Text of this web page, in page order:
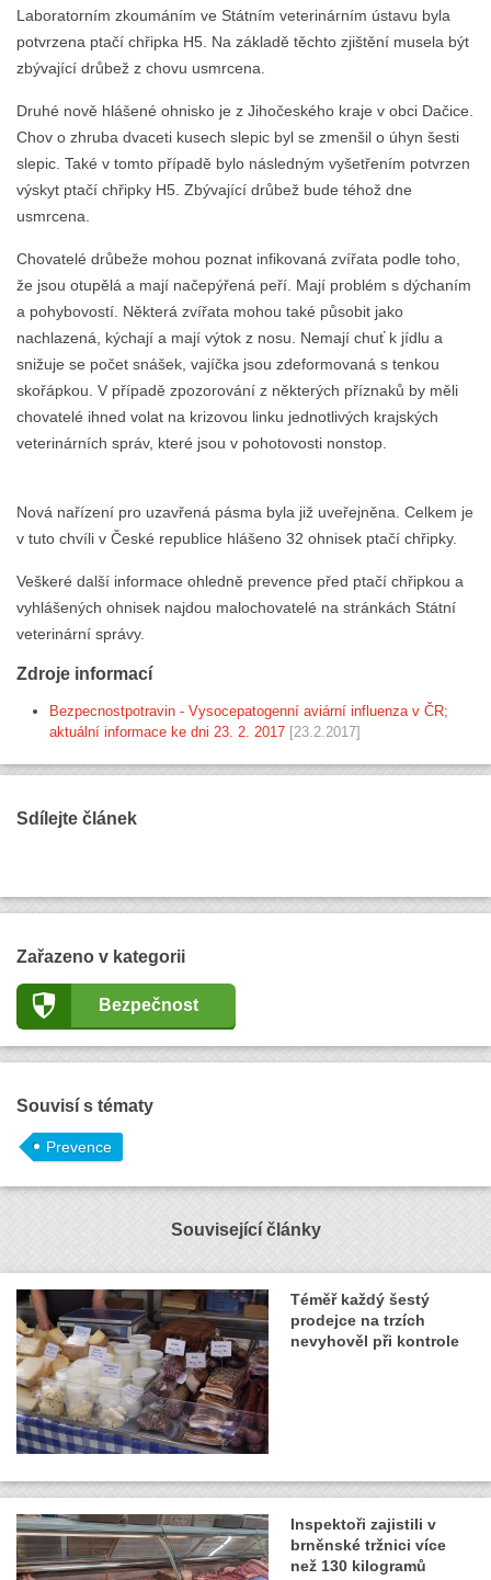
Laboratorním zkoumáním ve Státním veterinárním ústavu byla
potvrzena ptačí chřipka H5. Na základě těchto zjištění musela být
zbývající drůbež z chovu usmrcena.
Druhé nově hlášené ohnisko je z Jihočeského kraje v obci Dačice.
Chov o zhruba dvaceti kusech slepic byl se zmenšil o úhyn šesti
slepic. Také v tomto případě bylo následným vyšetřením potvrzen
výskyt ptačí chřipky H5. Zbývající drůbež bude téhož dne
usmrcena.
Chovatelé drůbeže mohou poznat infikovaná zvířata podle toho,
že jsou otupělá a mají načepýřená peří. Mají problém s dýchaním
a pohybovostí. Některá zvířata mohou také působit jako
nachlazená, kýchají a mají výtok z nosu. Nemají chuť k jídlu a
snižuje se počet snášek, vajíčka jsou zdeformovaná s tenkou
skořápkou. V případě zpozorování z některých příznaků by měli
chovatelé ihned volat na krizovou linku jednotlivých krajských
veterinárních správ, které jsou v pohotovosti nonstop.
Nová nařízení pro uzavřená pásma byla již uveřejněna. Celkem je
v tuto chvíli v České republice hlášeno 32 ohnisek ptačí chřipky.
Veškeré další informace ohledně prevence před ptačí chřipkou a
vyhlášených ohnisek najdou malochovatelé na stránkách Státní
veterinární správy.
Zdroje informací
Bezpecnostpotravin - Vysocepatogenní aviární influenza v ČR;
aktuální informace ke dni 23. 2. 2017 [23.2.2017]
Sdílejte článek
Zařazeno v kategorii
Bezpečnost
Souvisí s tématy
Prevence
Související články
Téměř každý šestý
prodejce na trzích
nevyhověl při kontrole
Inspektoři zajistili v
brněnské tržnici více
než 130 kilogramů